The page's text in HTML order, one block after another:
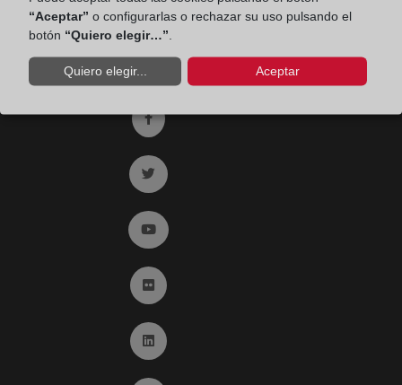
Email: contacto@registradores.org
Registro de entrada del Colegio de registradores
Ir a facebook (abre en ventana nueva)
Ir a twitter (abre en ventana nueva)
Ir a YouTube (abre en ventana nueva)
Ir a Flickr (abre en ventana nueva)
Ir a Linkedin (abre en ventana nueva)
“Aceptar” o configurarlas o rechazar su uso pulsando el
botón “Quiero elegir…”
Quiero elegir... Aceptar